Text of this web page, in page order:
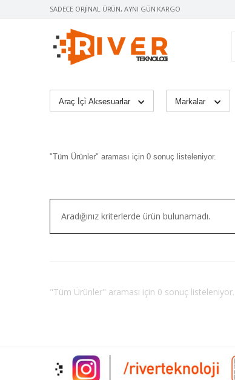
SADECE ORJINAL ÜRÜN, AYNI GÜN KARGO
Markalar
"Tüm Ürünler" araması için 0 sonuç listeleniyor.
Aradığınız kriterlerde ürün bulunamadı.
"Tüm Ürünler" araması için 0 sonuç listeleniyor.